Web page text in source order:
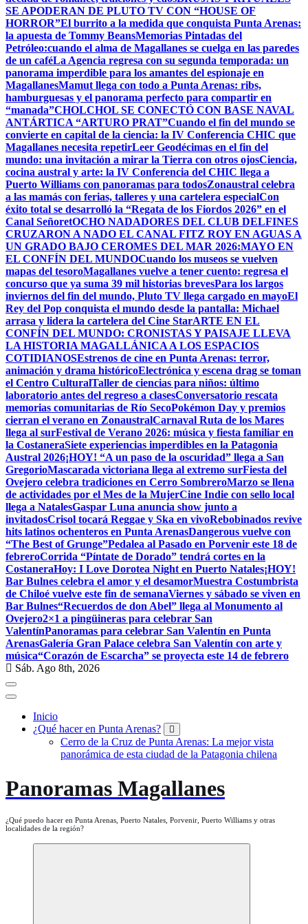
SE APODERAN DE PLUTO TV CON “HOUSE OF
HORROR”El burrito a la medida que conquista Punta Arenas:
la apuesta de Tommy BeansMemorias Pintadas del
Petróleo:cuando el alma de Magallanes se cuelga en las paredes
de un caféLa Agencia regresa con su segunda temporada: un
panorama imperdible para los amantes del espionaje en
MagallanesMamut llega con todo a Punta Arenas: ribs,
hamburguesas y el panorama perfecto para compartir en
“manada”CHOLCHOL SE CONECTÓ CON BASE NAVAL
ANTÁRTICA “ARTURO PRAT”Cuando el fin del mundo se
convierte en capital de la ciencia: la IV Conferencia CHIC que
Magallanes necesita repetirLeer Geodécimas en el fin del
mundo: una invitación a mirar la Tierra con otros ojosCiencia,
cocina austral y arte: la IV Conferencia del CHIC llega a
Puerto Williams con panoramas para todosZonaustral celebra
a las mamás con ferias, talleres y una cartelera especialCon
éxito total se desarrolló la “Regata de los Fiordos 2026” en el
Canal SeñoretOCHO NADADORES DEL CLUB DELFINES
CRUZARON A NADO EL CANAL FITZ ROY EN AGUAS A
UN GRADO BAJO CEROMES DEL MAR 2026:MAYO EN
EL CONFÍN DEL MUNDOCuando los museos se vuelven
mapas del tesoroMagallanes vuelve a tener cuento: regresa el
concurso que ya suma 39 mil historias brevesPara los largos
inviernos del fin del mundo, Pluto TV llega cargado en mayoEl
Rey del Pop conquista el mundo desde la pantalla: Michael
arrasa y lidera la cartelera del Cine StarARTE EN EL
CONFÍN DEL MUNDO: CRONISTAS Y PAISAJE LLEVA
LA HISTORIA MAGALLÁNICA A LOS ESPACIOS
COTIDIANOSEstrenos de cine en Punta Arenas: terror,
animación y drama históricoElectrónica y escena drag se toman
el Centro CulturalTaller de ciencias para niños: último
laboratorio antes del regreso a clasesConversatorio rescata
memorias comunitarias de Río SecoPokémon Day y premios
cierran el verano en ZonaustralCarnaval Ruta de los Mares
llega al surFestival de Verano 2026: música y fiesta familiar en
la CostaneraSiete experiencias imperdibles en la Patagonia
Austral 2026¡HOY! “A un paso de la oscuridad” llega a San
GregorioMascarada victoriana llega al extremo surFiesta del
Ovejero celebra tradiciones en Cerro SombreroMarzo se llena
de actividades por el Mes de la MujerCine Indie con sello local
llega a NatalesGaspar Luna anuncia show junto a
invitadosCrisol tocará Reggae y Ska en vivoRebobinados revive
hits latinos ochenteros en Punta ArenasDangerous vuelve con
“The Best of Grunge”Pedalea al Pasado en Porvenir este 18 de
febreroCorrida “Píntate de Dorado” tendrá cortes en la
CostaneraHoy: I Love Dorotea Night en Puerto Natales¡HOY!
Bar Bulnes celebra el amor y el desamorMuestra Costumbrista
de Chiloé vuelve este fin de semanaViernes y sábado se viven en
Bar Bulnes“Recuerdos de don Abel” llega al Monumento al
Ovejero2×1 a pingüineras para celebrar San
ValentínPanoramas para celebrar San Valentín en Punta
ArenasGalería Gran Palace celebra San Valentín con arte y
música“Corazón de Escarcha” se proyecta este 14 de febrero
Sáb. Ago 8th, 2026
Inicio
¿Qué hacer en Punta Arenas?
Cerro de la Cruz de Punta Arenas: La mejor vista
panorámica de esta ciudad de la Patagonia chilena
Panoramas Magallanes
¿Qué puedo hacer en Punta Arenas, Puerto Natales, Porvenir, Puerto Williams y otras
localidades de la región?